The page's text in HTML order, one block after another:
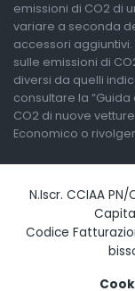
emissioni di CO2 di
variare a seconda
accessori
sulle emissioni di
diversi da quelli
consultare la
CO2 di nuove
Economico o
N.Iscr. CCIAA
Codice